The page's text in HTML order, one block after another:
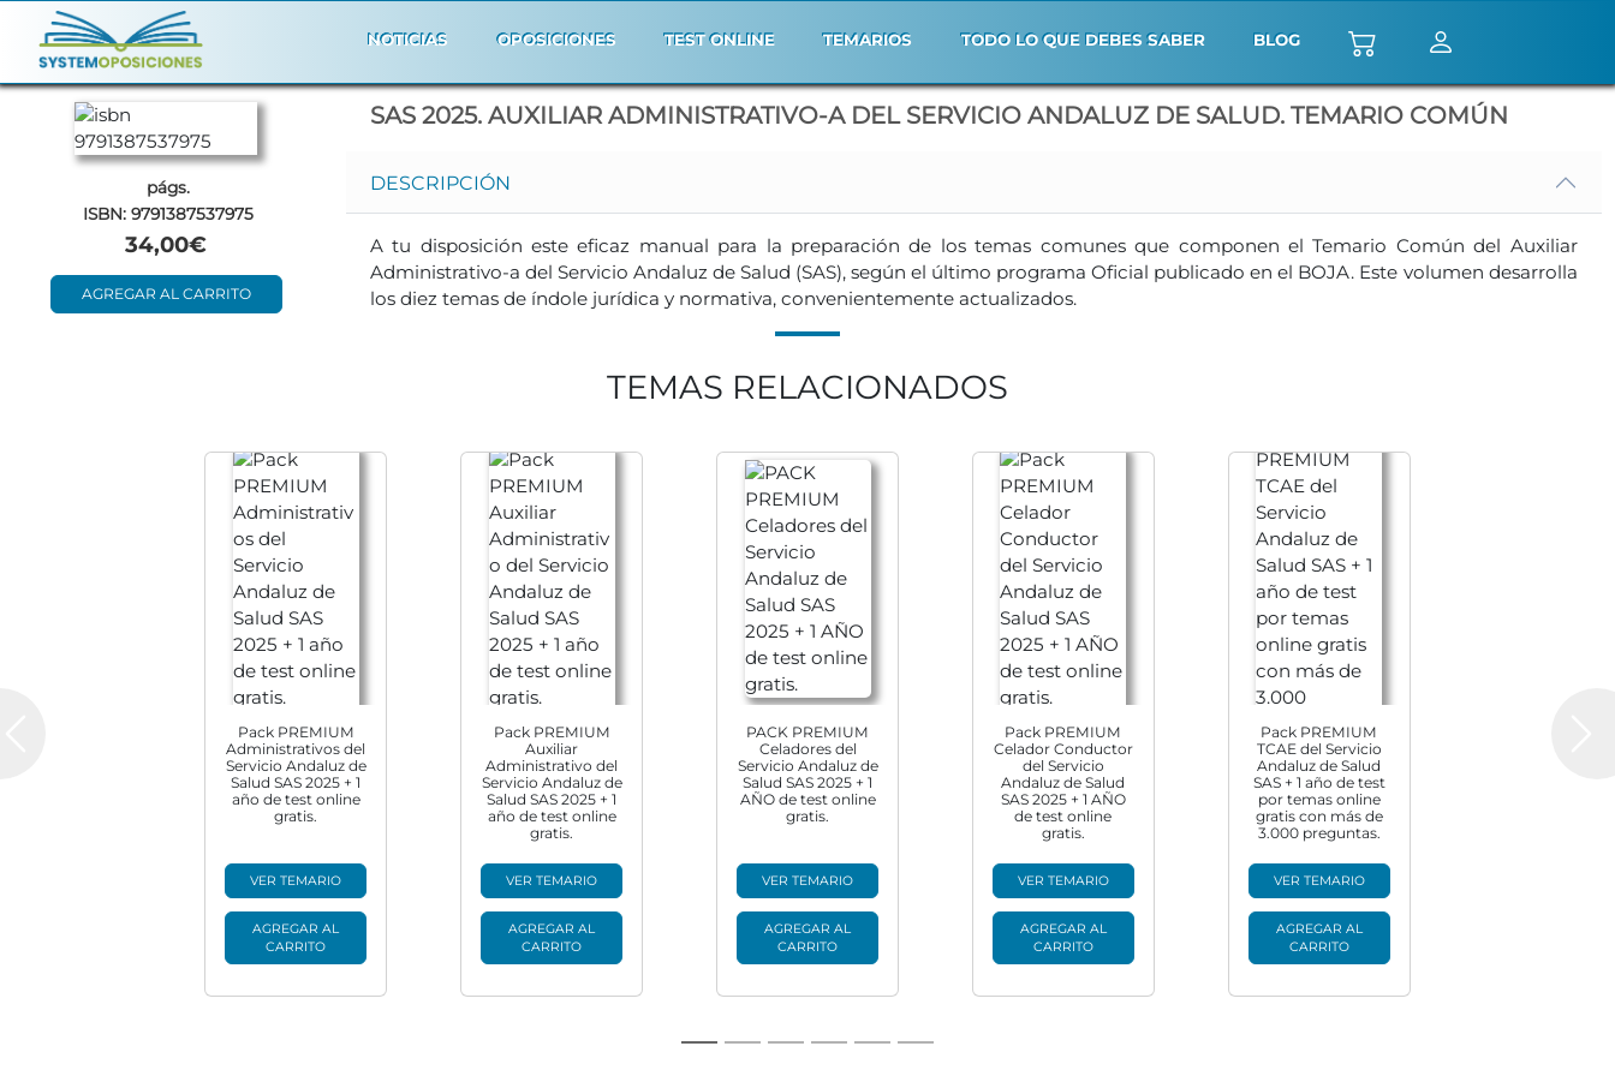
NOTICIAS OPOSICIONES TEST ONLINE TEMARIOS TODO LO QUE DEBES SABER BLOG
págs.
ISBN: 9791387537975
34,00€
AGREGAR AL CARRITO
SAS 2025. AUXILIAR ADMINISTRATIVO-A DEL SERVICIO ANDALUZ DE SALUD. TEMARIO COMÚN
DESCRIPCIÓN
A tu disposición este eficaz manual para la preparación de los temas comunes que componen el Temario Común del Auxiliar
Administrativo-a del Servicio Andaluz de Salud (SAS), según el último programa Oficial publicado en el BOJA. Este volumen desarrolla
los diez temas de índole jurídica y normativa, convenientemente actualizados.
TEMAS RELACIONADOS
Pack PREMIUM
Administrativos del
Servicio Andaluz de
Salud SAS 2025 + 1
año de test online
gratis.
VER TEMARIO
AGREGAR AL
CARRITO
Pack PREMIUM
Auxiliar
Administrativo del
Servicio Andaluz de
Salud SAS 2025 + 1
año de test online
gratis.
VER TEMARIO
AGREGAR AL
CARRITO
PACK PREMIUM
Celadores del
Servicio Andaluz de
Salud SAS 2025 + 1
AÑO de test online
gratis.
VER TEMARIO
AGREGAR AL
CARRITO
Pack PREMIUM
Celador Conductor
del Servicio
Andaluz de Salud
SAS 2025 + 1 AÑO
de test online
gratis.
VER TEMARIO
AGREGAR AL
CARRITO
Pack PREMIUM
TCAE del Servicio
Andaluz de Salud
SAS + 1 año de test
por temas online
gratis con más de
3.000 preguntas.
VER TEMARIO
AGREGAR AL
CARRITO